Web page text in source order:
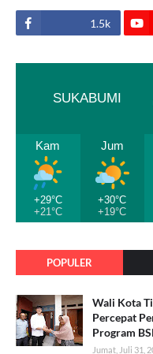
1.5k
SUKABUMI
Kam
+29°C
+21°C
Jum
+30°C
+19°C
POPULER
Wali Kota
Percepat
Program
Jumat, Juli 31,